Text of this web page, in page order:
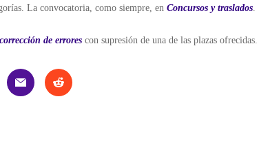
La convocatoria, como siempre, enConcursos y traslados.
corrección de errores con supresión de una de las plazas ofrecidas.